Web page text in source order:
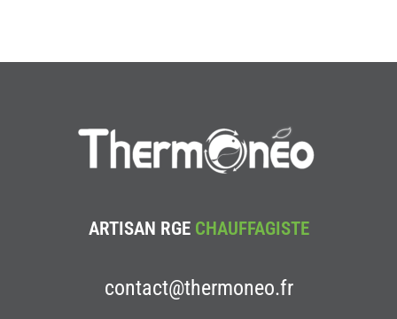
ARTISAN RGE CHAUFFAGISTE
contact@thermoneo.fr